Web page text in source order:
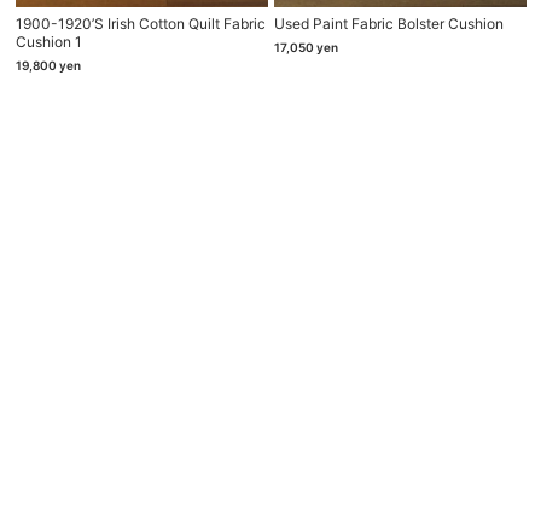
1900-1920’s Irish Cotton Quilt Fabric
Cushion 1
19,800 yen
Used Paint Fabric Bolster Cushion
17,050 yen